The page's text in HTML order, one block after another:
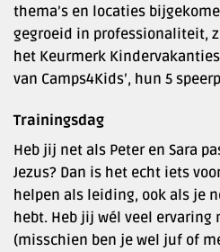
thema’s en locaties
gegroeid in professionaliteit,
het Keurmerk
van Camps4Kids’, hun 5
Trainingsdag
Heb jij net als Peter en Sara
Jezus? Dan is het echt iets
helpen als leiding, ook als je
hebt. Heb jij wél veel ervaring
(misschien ben je wel juf of